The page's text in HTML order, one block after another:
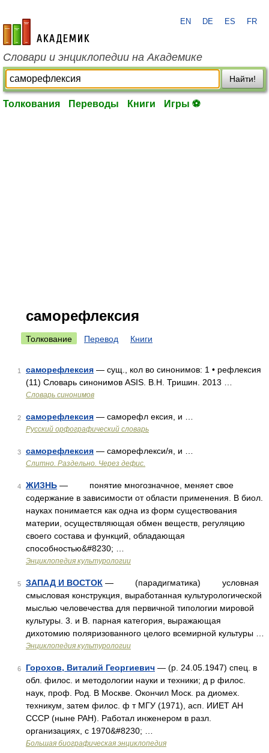
academic.ru
EN DE ES FR
Словари и энциклопедии на Академике
Найти!
Толкования Переводы Книги Игры ⚽
саморефлексия
Толкование Перевод Книги
1 саморефлексия — сущ., кол во синонимов: 1 • рефлексия
(11) Словарь синонимов ASIS. В.Н. Тришин. 2013 …
Словарь синонимов
2 саморефлексия — саморефл ексия, и …
Русский орфографический словарь
3 саморефлексия — саморефлекси/я, и …
Слитно. Раздельно. Через дефис.
4 ЖИЗНЬ — понятие многозначное, меняет свое
содержание в зависимости от области применения. В биол.
науках понимается как одна из форм существования
материи, осуществляющая обмен веществ, регуляцию
своего состава и функций, обладающая
способностью&#8230; …
Энциклопедия культурологии
5 ЗАПАД И ВОСТОК — (парадигматика) условная
смысловая конструкция, выработанная культурологической
мыслью человечества для первичной типологии мировой
культуры. 3. и В. парная категория, выражающая
дихотомию поляризованного целого всемирной культуры …
Энциклопедия культурологии
6 Горохов, Виталий Георгиевич — (р. 24.05.1947) спец. в
обл. филос. и методологии науки и техники; д р филос.
наук, проф. Род. В Москве. Окончил Моск. ра диомех.
техникум, затем филос. ф т МГУ (1971), асп. ИИЕТ АН
СССР (ныне РАН). Работал инженером в разл.
организациях, с 1970&#8230; …
Большая биографическая энциклопедия